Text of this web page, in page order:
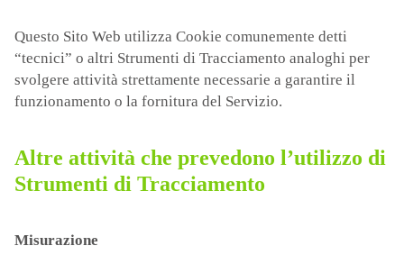
Questo Sito Web utilizza Cookie comunemente detti
“tecnici” o altri Strumenti di Tracciamento analoghi per
svolgere attività strettamente necessarie a garantire il
funzionamento o la fornitura del Servizio.
Altre attività che prevedono l’utilizzo di
Strumenti di Tracciamento
Misurazione